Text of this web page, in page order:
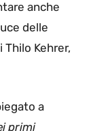
anche
delle
Kehrer,
a
primi